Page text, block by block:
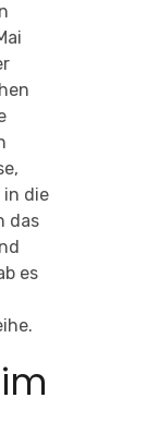
in die
das
es